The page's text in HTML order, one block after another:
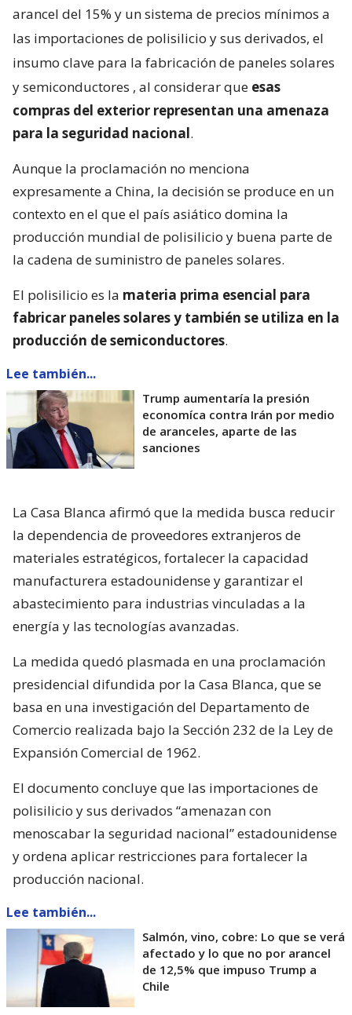
arancel del 15% y un sistema de precios mínimos a
las importaciones de polisilicio y sus derivados, el
insumo clave para la fabricación de paneles solares
y semiconductores , al considerar que esas
compras del exterior representan una amenaza
para la seguridad nacional.
Aunque la proclamación no menciona
expresamente a China, la decisión se produce en un
contexto en el que el país asiático domina la
producción mundial de polisilicio y buena parte de
la cadena de suministro de paneles solares.
El polisilicio es la materia prima esencial para
fabricar paneles solares y también se utiliza en la
producción de semiconductores.
Lee también...
Trump aumentaría la presión
economíca contra Irán por medio
de aranceles, aparte de las
sanciones
La Casa Blanca afirmó que la medida busca reducir
la dependencia de proveedores extranjeros de
materiales estratégicos, fortalecer la capacidad
manufacturera estadounidense y garantizar el
abastecimiento para industrias vinculadas a la
energía y las tecnologías avanzadas.
La medida quedó plasmada en una proclamación
presidencial difundida por la Casa Blanca, que se
basa en una investigación del Departamento de
Comercio realizada bajo la Sección 232 de la Ley de
Expansión Comercial de 1962.
El documento concluye que las importaciones de
polisilicio y sus derivados “amenazan con
menoscabar la seguridad nacional” estadounidense
y ordena aplicar restricciones para fortalecer la
producción nacional.
Lee también...
Salmón, vino, cobre: Lo que se verá
afectado y lo que no por arancel
de 12,5% que impuso Trump a
Chile